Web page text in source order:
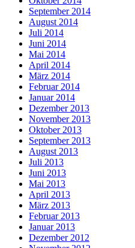
September 2014
August 2014
Juli 2014
Juni 2014
Mai 2014
April 2014
März 2014
Februar 2014
Januar 2014
Dezember 2013
November 2013
Oktober 2013
September 2013
August 2013
Juli 2013
Juni 2013
Mai 2013
April 2013
März 2013
Februar 2013
Januar 2013
Dezember 2012